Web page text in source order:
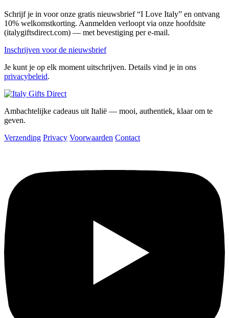
Schrijf je in voor onze gratis nieuwsbrief “I Love Italy” en ontvang
10% welkomstkorting. Aanmelden verloopt via onze hoofdsite
(italygiftsdirect.com) — met bevestiging per e-mail.
Inschrijven voor de nieuwsbrief
Je kunt je op elk moment uitschrijven. Details vind je in ons
privacybeleid.
Ambachtelijke cadeaus uit Italië — mooi, authentiek, klaar om te
geven.
Verzending Privacy Voorwaarden Contact